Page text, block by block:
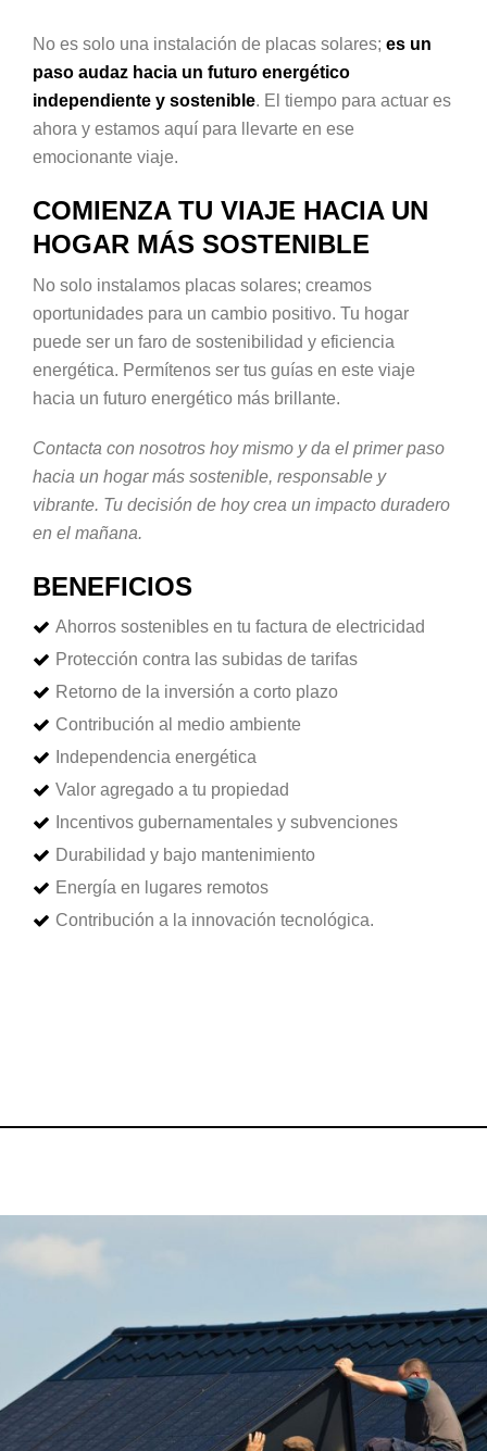
No es solo una instalación de placas solares; es un
paso audaz hacia un futuro energético
independiente y sostenible. El tiempo para actuar es
ahora y estamos aquí para llevarte en ese
emocionante viaje.
COMIENZA TU VIAJE HACIA UN
HOGAR MÁS SOSTENIBLE
No solo instalamos placas solares; creamos
oportunidades para un cambio positivo. Tu hogar
puede ser un faro de sostenibilidad y eficiencia
energética. Permítenos ser tus guías en este viaje
hacia un futuro energético más brillante.
Contacta con nosotros hoy mismo y da el primer paso
hacia un hogar más sostenible, responsable y
vibrante. Tu decisión de hoy crea un impacto duradero
en el mañana.
BENEFICIOS
Ahorros sostenibles en tu factura de electricidad
Protección contra las subidas de tarifas
Retorno de la inversión a corto plazo
Contribución al medio ambiente
Independencia energética
Valor agregado a tu propiedad
Incentivos gubernamentales y subvenciones
Durabilidad y bajo mantenimiento
Energía en lugares remotos
Contribución a la innovación tecnológica.